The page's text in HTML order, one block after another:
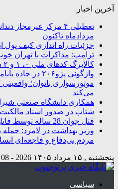
آخرین اخبار
تعطیلی ۴ مرکز
مردادماه تاکنون
جزئیات راه اندازی کیف پول
ترامپ: مذاکرات با تهران
کالابرگ کدهای ملی ۰، ۱ و ۲ شارژ شد
واژگونی پژو۲۰۶ در جاده بابامیدان- نورآباد با ۳ مصدوم
موتورسواری بانوان؛
می‌کند
همکاری دانشگاه صنعتی
شتاب در صدور اسناد
قتل جوان 28 ساله توسط قاتل 15 ساله در کازرون
وزیر بهداشت در لامرد: حمله
مردم بی‌دفاع و فاجعه‌ای
پنجشنبه , ۱۵ مرداد ۱۴۰۵ 2026 - 08 - 06
سیاسی